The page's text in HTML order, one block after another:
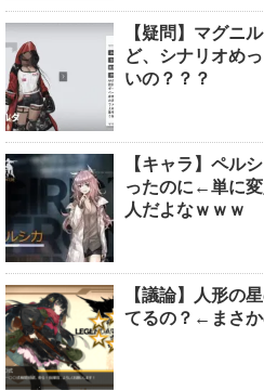
【疑問】マグニ
ど、シナリオめ
いの？？？
【キャラ】ペル
ったのに←単に
人だよなｗｗｗ
【議論】人形の
てるの？←まさ